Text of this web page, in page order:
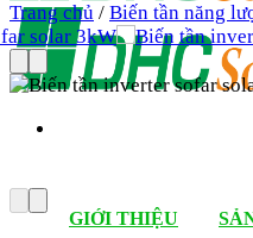
GIỚI THIỆU
Trang chủ / Biến tần năng